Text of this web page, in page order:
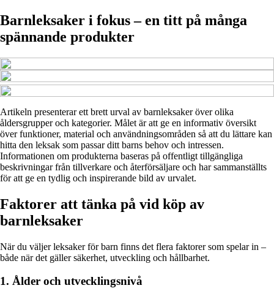
Barnleksaker i fokus – en titt på många
spännande produkter
Artikeln presenterar ett brett urval av barnleksaker över olika
åldersgrupper och kategorier. Målet är att ge en informativ översikt
över funktioner, material och användningsområden så att du lättare kan
hitta den leksak som passar ditt barns behov och intressen.
Informationen om produkterna baseras på offentligt tillgängliga
beskrivningar från tillverkare och återförsäljare och har sammanställts
för att ge en tydlig och inspirerande bild av urvalet.
Faktorer att tänka på vid köp av
barnleksaker
När du väljer leksaker för barn finns det flera faktorer som spelar in –
både när det gäller säkerhet, utveckling och hållbarhet.
1. Ålder och utvecklingsnivå